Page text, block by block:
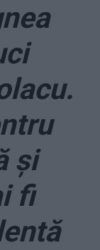
și
fi